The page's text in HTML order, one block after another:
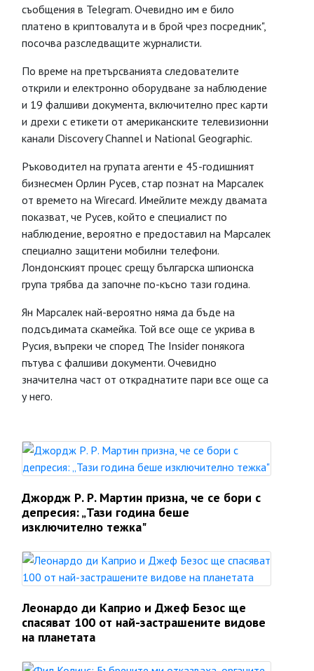
съобщения в Telegram. Очевидно им е било
платено в криптовалута и в брой чрез посредник",
посочва разследващите журналисти.
По време на претърсванията следователите
открили и електронно оборудване за наблюдение
и 19 фалшиви документа, включително прес карти
и дрехи с етикети от американските телевизионни
канали Discovery Channel и National Geographic.
Ръководител на групата агенти е 45-годишният
бизнесмен Орлин Русев, стар познат на Марсалек
от времето на Wirecard. Имейлите между двамата
показват, че Русев, който е специалист по
наблюдение, вероятно е предоставил на Марсалек
специално защитени мобилни телефони.
Лондонският процес срещу българска шпионска
група трябва да започне по-късно тази година.
Ян Марсалек най-вероятно няма да бъде на
подсъдимата скамейка. Той все още се укрива в
Русия, въпреки че според The ​​Insider понякога
пътува с фалшиви документи. Очевидно
значителна част от откраднатите пари все още са
у него.
Джордж Р. Р. Мартин призна, че се бори с
депресия: „Тази година беше
изключително тежка"
Леонардо ди Каприо и Джеф Безос ще
спасяват 100 от най-застрашените видове
на планетата